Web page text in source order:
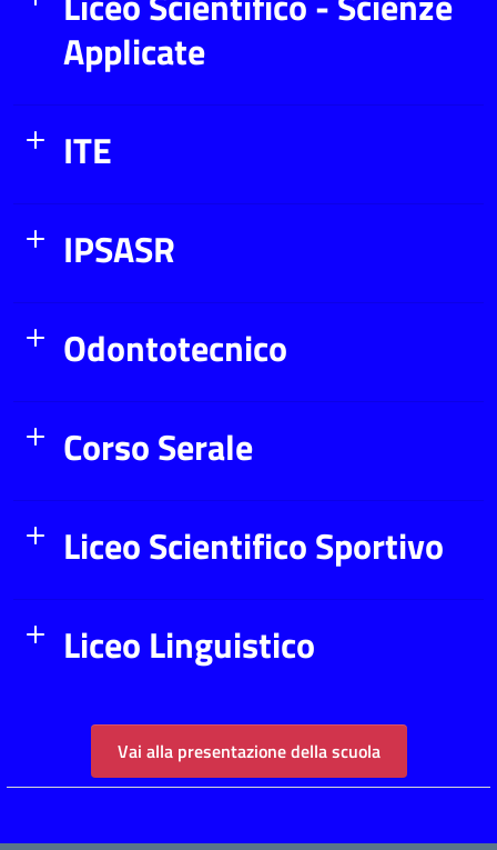
Applicate
ITE
IPSASR
Odontotecnico
Corso Serale
Liceo Scientifico Sportivo
Liceo Linguistico
Vai alla presentazione della scuola